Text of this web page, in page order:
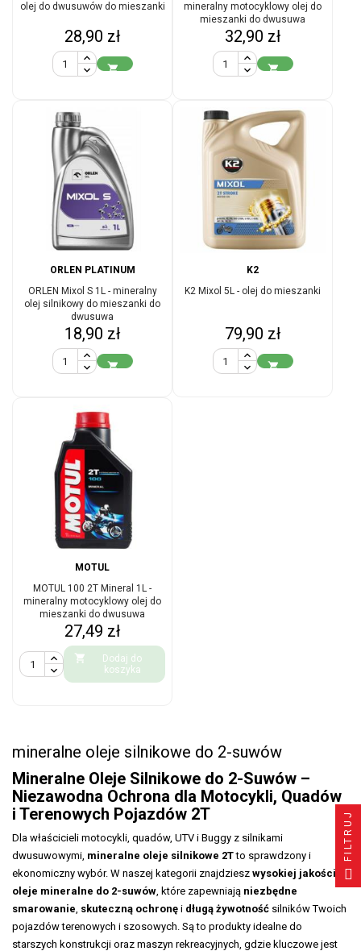
olej do dwusuwów do mieszanki
Cena
28,90 zł

mineralny motocyklowy olej do
mieszanki do dwusuwa
Cena
32,90 zł

ORLEN PLATINUM
ORLEN Mixol S 1L - mineralny
olej silnikowy do mieszanki do
dwusuwa
Cena
18,90 zł

K2
K2 Mixol 5L - olej do mieszanki
Cena
79,90 zł

MOTUL
MOTUL 100 2T Mineral 1L -
mineralny motocyklowy olej do
mieszanki do dwusuwa
Cena
27,49 zł

Dodaj do
koszyka
mineralne oleje silnikowe do 2-suwów
Mineralne Oleje Silnikowe do 2-Suwów –
Niezawodna Ochrona dla Motocykli, Quadów
i Terenowych Pojazdów 2T
Dla właścicieli motocykli, quadów, UTV i Buggy z silnikami
dwusuwowymi, mineralne oleje silnikowe 2Tto sprawdzony i
ekonomiczny wybór. W naszej kategorii znajdziesz wysokiej jakości
oleje mineralne do 2-suwów, które zapewniają niezbędne
smarowanie, skuteczną ochronę i długą żywotność silników Twoich
pojazdów terenowych i szosowych. Są to produkty idealne do
starszych konstrukcji oraz maszyn rekreacyjnych, gdzie kluczowe jest
FILTRUJ